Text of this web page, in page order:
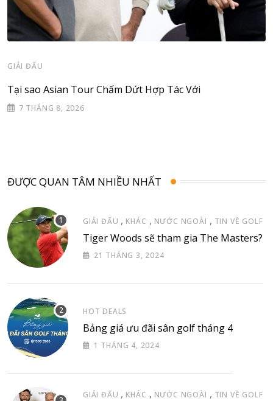
GIẢI ĐẤU
Tại sao Asian Tour Chấm Dứt Hợp Tác Với
7 THÁNG 8, 2026
ĐƯỢC QUAN TÂM NHIỀU NHẤT
GIẢI ĐẤU , KHÁC , NƯỚC NGOÀI , TIN VỀ GOLF
Tiger Woods sẽ tham gia The Masters?
21 THÁNG 3, 2024
HOT DEALS
Bảng giá ưu đãi sân golf tháng 4
1 THÁNG 4, 2024
GIẢI ĐẤU , KHÁC , NƯỚC NGOÀI , TIN VỀ GOLF